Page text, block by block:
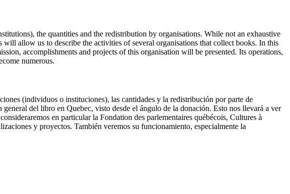
the quantities and the redistribution by organisations. While not an exhaustive
allow us to describe the activities of several organisations that collect books. In this
accomplishments and projects of this organisation will be presented. Its operations,
numerous.
(individuos o instituciones), las cantidades y la redistribución por parte de
del libro en Quebec, visto desde el ángulo de la donación. Esto nos llevará a ver
en particular la Fondation des parlementaires québécois, Cultures à
y proyectos. También veremos su funcionamiento, especialmente la